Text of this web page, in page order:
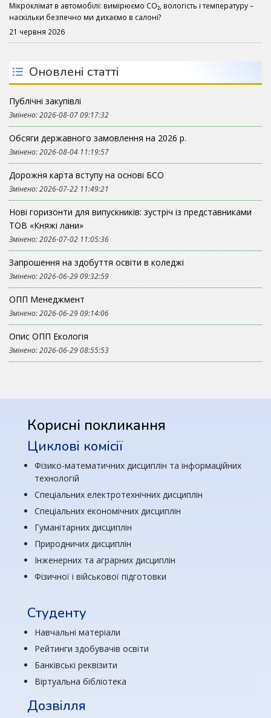
Мікроклімат в автомобілі: вимірюємо CO₂, вологість і температуру –
наскільки безпечно ми дихаємо в салоні?
21 червня 2026
Оновлені статті
Публічні закупівлі
Змінено: 2026-08-07 09:17:32
Обсяги державного замовлення на 2026 р.
Змінено: 2026-08-04 11:19:57
Дорожня карта вступу на основі БСО
Змінено: 2026-07-22 11:49:21
Нові горизонти для випускників: зустріч із представниками
ТОВ «Княжі лани»
Змінено: 2026-07-02 11:05:36
Запрошення на здобуття освіти в коледжі
Змінено: 2026-06-29 09:32:59
ОПП Менеджмент
Змінено: 2026-06-29 09:14:06
Опис ОПП Екологія
Змінено: 2026-06-29 08:55:53
Корисні покликання
Циклові комісії
Фізико-математичних дисциплін та інформаційних
технологій
Спеціальних електротехнічних дисциплін
Спеціальних економічних дисциплін
Гуманітарних дисциплін
Природничих дисциплін
Інженерних та аграрних дисциплін
Фізичної і військової підготовки
Студенту
Навчальні матеріали
Рейтинги здобувачів освіти
Банківські реквізити
Віртуальна бібліотека
Дозвілля